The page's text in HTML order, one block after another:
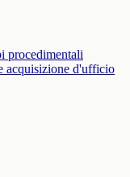
procedimentali
acquisizione d'ufficio